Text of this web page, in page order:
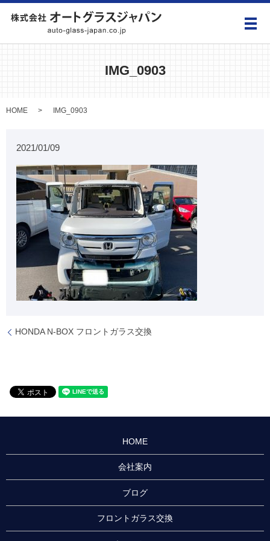
メ
IMG_0903
HOME IMG_0903
2021/01/09
HONDA N-BOX フロントガラス交換
HOME
会社案内
ブログ
フロントガラス交換